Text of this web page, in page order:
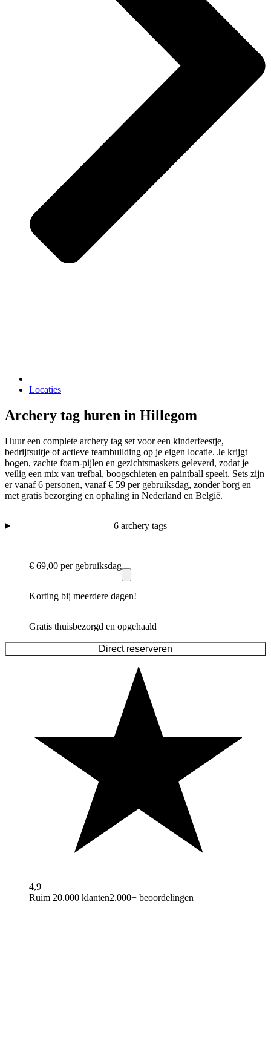
Locaties
Archery tag huren in Hillegom
Huur een complete archery tag set voor een kinderfeestje,
bedrijfsuitje of actieve teambuilding op je eigen locatie. Je krijgt
bogen, zachte foam-pijlen en gezichtsmaskers geleverd, zodat je
veilig een mix van trefbal, boogschieten en paintball speelt. Sets zijn
er vanaf 6 personen, vanaf € 59 per gebruiksdag, zonder borg en
met gratis bezorging en ophaling in Nederland en België.
6 archery tags
€ 69,00 per gebruiksdag
Korting bij meerdere dagen!
Gratis thuisbezorgd en opgehaald
Direct reserveren
4,9
Ruim 20.000 klanten2.000+ beoordelingen